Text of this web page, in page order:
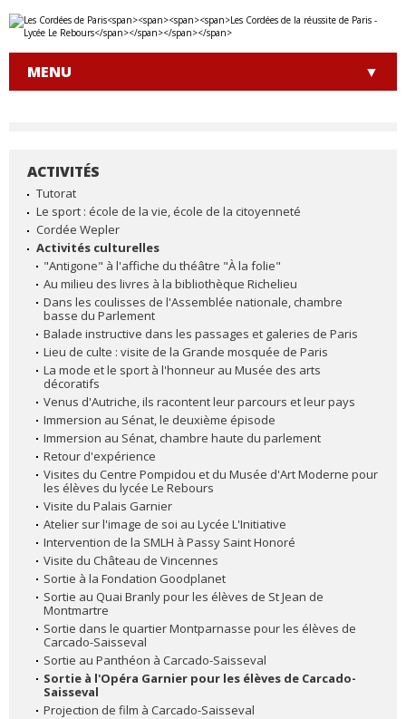
Aller
au
Outils
personnels
MENU
NAVIGATION
ACTIVITÉS
Tutorat
Le sport : école de la vie, école de la citoyenneté
Cordée Wepler
Activités culturelles
"Antigone" à l'affiche du théâtre "À la folie"
Au milieu des livres à la bibliothèque Richelieu
Dans les coulisses de l'Assemblée nationale, chambre
basse du Parlement
Balade instructive dans les passages et galeries de Paris
Lieu de culte : visite de la Grande mosquée de Paris
La mode et le sport à l'honneur au Musée des arts
décoratifs
Venus d'Autriche, ils racontent leur parcours et leur pays
Immersion au Sénat, le deuxième épisode
Immersion au Sénat, chambre haute du parlement
Retour d'expérience
Visites du Centre Pompidou et du Musée d'Art Moderne pour
les élèves du lycée Le Rebours
Visite du Palais Garnier
Atelier sur l'image de soi au Lycée L'Initiative
Intervention de la SMLH à Passy Saint Honoré
Visite du Château de Vincennes
Sortie à la Fondation Goodplanet
Sortie au Quai Branly pour les élèves de St Jean de
Montmartre
Sortie dans le quartier Montparnasse pour les élèves de
Carcado-Saisseval
Sortie au Panthéon à Carcado-Saisseval
Sortie à l'Opéra Garnier pour les élèves de Carcado-
Saisseval
Projection de film à Carcado-Saisseval